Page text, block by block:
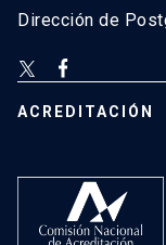
Dirección de
ACREDITACIÓN